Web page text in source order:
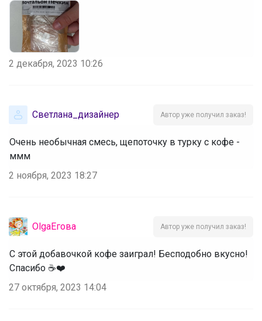
2 декабря, 2023 10:26
Светлана_дизайнер Автор уже получил заказ!
Очень необычная смесь, щепоточку в турку с кофе -
ммм
2 ноября, 2023 18:27
OlgaЕгова Автор уже получил заказ!
С этой добавочкой кофе заиграл! Бесподобно вкусно!
Спасибо ☕❤️
27 октября, 2023 14:04